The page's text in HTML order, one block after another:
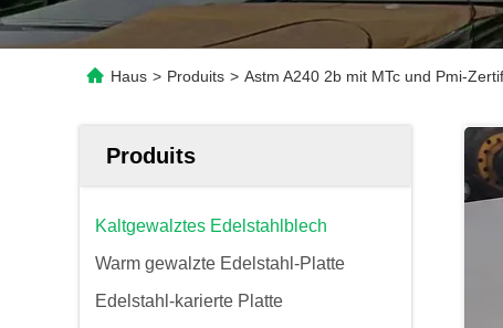
Haus > Produits > Astm A240 2b mit MTc und Pmi-
Produits
Kaltgewalztes Edelstahlblech
Warm gewalzte Edelstahl-Platte
Edelstahl-karierte Platte